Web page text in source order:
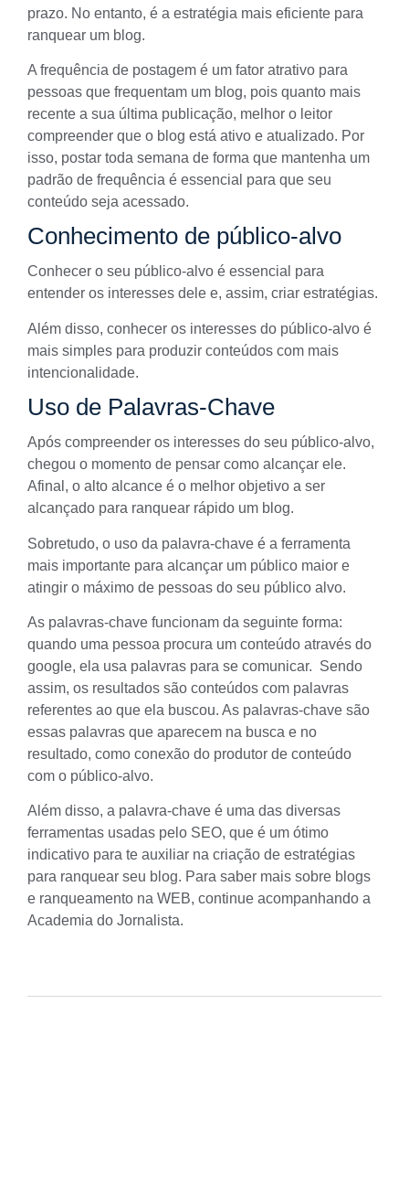
prazo. No entanto, é a estratégia mais eficiente para
ranquear um blog.
A frequência de postagem é um fator atrativo para
pessoas que frequentam um blog, pois quanto mais
recente a sua última publicação, melhor o leitor
compreender que o blog está ativo e atualizado. Por
isso, postar toda semana de forma que mantenha um
padrão de frequência é essencial para que seu
conteúdo seja acessado.
Conhecimento de público-alvo
Conhecer o seu público-alvo é essencial para
entender os interesses dele e, assim, criar estratégias.
Além disso, conhecer os interesses do público-alvo é
mais simples para produzir conteúdos com mais
intencionalidade.
Uso de Palavras-Chave
Após compreender os interesses do seu público-alvo,
chegou o momento de pensar como alcançar ele.
Afinal, o alto alcance é o melhor objetivo a ser
alcançado para ranquear rápido um blog.
Sobretudo, o uso da palavra-chave é a ferramenta
mais importante para alcançar um público maior e
atingir o máximo de pessoas do seu público alvo.
As palavras-chave funcionam da seguinte forma:
quando uma pessoa procura um conteúdo através do
google, ela usa palavras para se comunicar. Sendo
assim, os resultados são conteúdos com palavras
referentes ao que ela buscou. As palavras-chave são
essas palavras que aparecem na busca e no
resultado, como conexão do produtor de conteúdo
com o público-alvo.
Além disso, a palavra-chave é uma das diversas
ferramentas usadas pelo SEO, que é um ótimo
indicativo para te auxiliar na criação de estratégias
para ranquear seu blog. Para saber mais sobre blogs
e ranqueamento na WEB, continue acompanhando a
Academia do Jornalista.